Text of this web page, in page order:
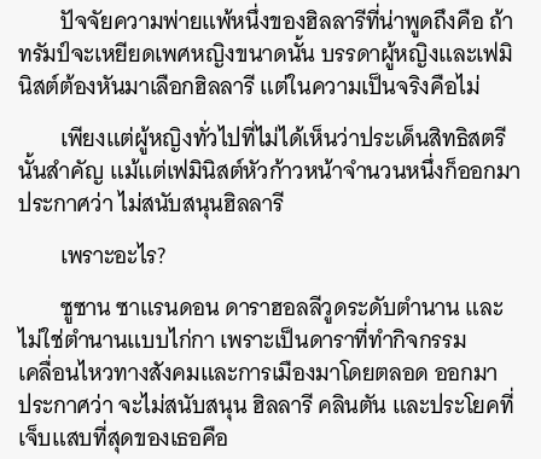
ปัจจัยความพ่ายแพ้หนึ่งของฮิลลารีที่น่าพูดถึงคือ ถ้า
ทรัมป์จะเหยียดเพศหญิงขนาดนั้น บรรดาผู้หญิงและเฟมิ
นิสต์ต้องหันมาเลือกฮิลลารี แต่ในความเป็นจริงคือไม่
เพียงแต่ผู้หญิงทั่วไปที่ไม่ได้เห็นว่าประเด็นสิทธิสตรี
นั้นสำคัญ แม้แต่เฟมินิสต์หัวก้าวหน้าจำนวนหนึ่งก็ออกมา
ประกาศว่า ไม่สนับสนุนฮิลลารี
เพราะอะไร?
ซูซาน ซาแรนดอน ดาราฮอลลีวูดระดับตำนาน และ
ไม่ใช่ตำนานแบบไก่กา เพราะเป็นดาราที่ทำกิจกรรม
เคลื่อนไหวทางสังคมและการเมืองมาโดยตลอด ออกมา
ประกาศว่า จะไม่สนับสนุน ฮิลลารี คลินตัน และประโยคที่
เจ็บแสบที่สุดของเธอคือ